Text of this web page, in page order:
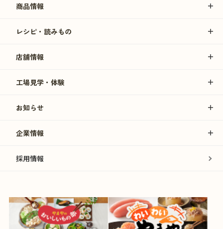
商品情報
レシピ・読みもの
店舗情報
工場見学・体験
お知らせ
企業情報
採用情報